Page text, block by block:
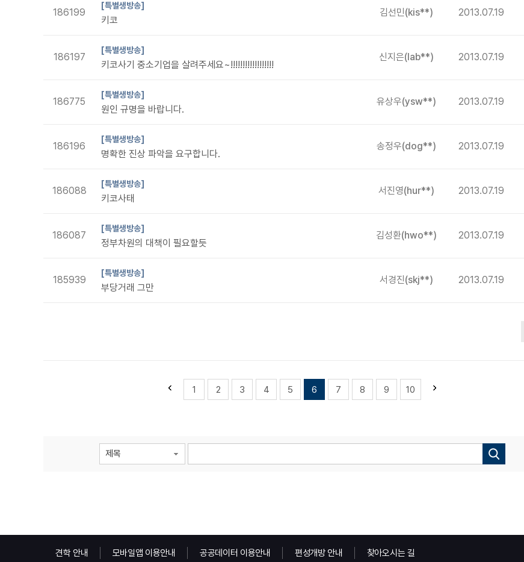
186199
[특별생방송]
키코
김선민(kis**) 2013.07.19
186197
[특별생방송]
키코사기 중소기업을 살려주세요~!!!!!!!!!!!!!!!!!!
신지은(lab**) 2013.07.19
186775
[특별생방송]
원인 규명을 바랍니다.
유상우(ysw**) 2013.07.19
186196
[특별생방송]
명확한 진상 파악을 요구합니다.
송정우(dog**) 2013.07.19
186088
[특별생방송]
키코사태
서진영(hur**) 2013.07.19
186087
[특별생방송]
정부차원의 대책이 필요할듯
김성환(hwo**) 2013.07.19
185939
[특별생방송]
부당거래 그만
서경진(skj**) 2013.07.19
1 2 3 4 5 6 7 8 9 10
제목
견학 안내 모바일앱 이용안내 공공데이터 이용안내 편성개방 안내 찾아오시는 길